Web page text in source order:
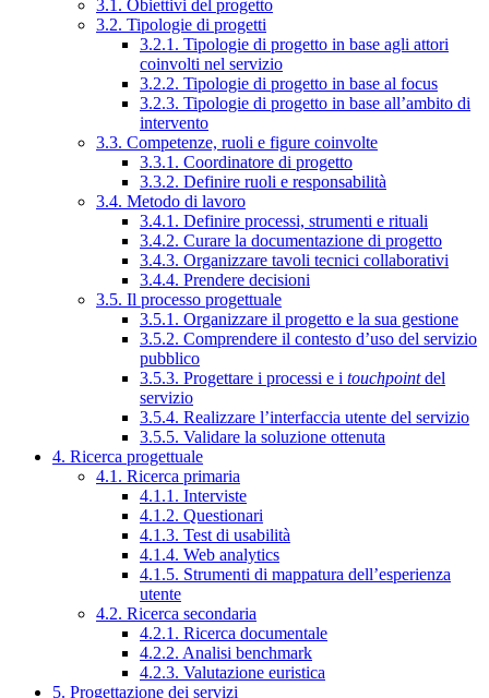
3.1. Obiettivi del progetto
3.2. Tipologie di progetti
3.2.1. Tipologie di progetto in base agli attori
coinvolti nel servizio
3.2.2. Tipologie di progetto in base al focus
3.2.3. Tipologie di progetto in base all’ambito di
intervento
3.3. Competenze, ruoli e figure coinvolte
3.3.1. Coordinatore di progetto
3.3.2. Definire ruoli e responsabilità
3.4. Metodo di lavoro
3.4.1. Definire processi, strumenti e rituali
3.4.2. Curare la documentazione di progetto
3.4.3. Organizzare tavoli tecnici collaborativi
3.4.4. Prendere decisioni
3.5. Il processo progettuale
3.5.1. Organizzare il progetto e la sua gestione
3.5.2. Comprendere il contesto d’uso del servizio
pubblico
3.5.3. Progettare i processi e i touchpointdel
servizio
3.5.4. Realizzare l’interfaccia utente del servizio
3.5.5. Validare la soluzione ottenuta
4. Ricerca progettuale
4.1. Ricerca primaria
4.1.1. Interviste
4.1.2. Questionari
4.1.3. Test di usabilità
4.1.4. Web analytics
4.1.5. Strumenti di mappatura dell’esperienza
utente
4.2. Ricerca secondaria
4.2.1. Ricerca documentale
4.2.2. Analisi benchmark
4.2.3. Valutazione euristica
5. Progettazione dei servizi